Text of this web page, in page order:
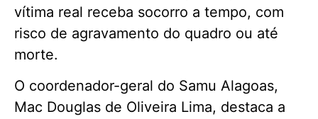
vítima real receba socorro a tempo, com
risco de agravamento do quadro ou até
morte.
O coordenador-geral do Samu Alagoas,
Mac Douglas de Oliveira Lima, destaca a